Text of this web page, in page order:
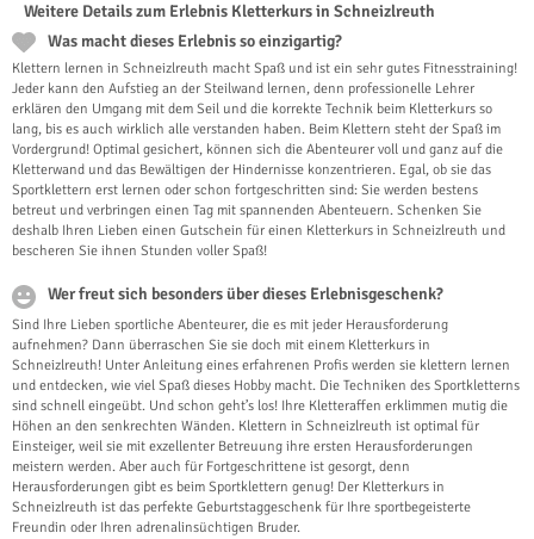
Weitere Details zum Erlebnis Kletterkurs in Schneizlreuth
Was macht dieses Erlebnis so einzigartig?
Klettern lernen in Schneizlreuth macht Spaß und ist ein sehr gutes Fitnesstraining!
Jeder kann den Aufstieg an der Steilwand lernen, denn professionelle Lehrer
erklären den Umgang mit dem Seil und die korrekte Technik beim Kletterkurs so
lang, bis es auch wirklich alle verstanden haben. Beim Klettern steht der Spaß im
Vordergrund! Optimal gesichert, können sich die Abenteurer voll und ganz auf die
Kletterwand und das Bewältigen der Hindernisse konzentrieren. Egal, ob sie das
Sportklettern erst lernen oder schon fortgeschritten sind: Sie werden bestens
betreut und verbringen einen Tag mit spannenden Abenteuern. Schenken Sie
deshalb Ihren Lieben einen Gutschein für einen Kletterkurs in Schneizlreuth und
bescheren Sie ihnen Stunden voller Spaß!
Wer freut sich besonders über dieses Erlebnisgeschenk?
Sind Ihre Lieben sportliche Abenteurer, die es mit jeder Herausforderung
aufnehmen? Dann überraschen Sie sie doch mit einem Kletterkurs in
Schneizlreuth! Unter Anleitung eines erfahrenen Profis werden sie klettern lernen
und entdecken, wie viel Spaß dieses Hobby macht. Die Techniken des Sportkletterns
sind schnell eingeübt. Und schon geht’s los! Ihre Kletteraffen erklimmen mutig die
Höhen an den senkrechten Wänden. Klettern in Schneizlreuth ist optimal für
Einsteiger, weil sie mit exzellenter Betreuung ihre ersten Herausforderungen
meistern werden. Aber auch für Fortgeschrittene ist gesorgt, denn
Herausforderungen gibt es beim Sportklettern genug! Der Kletterkurs in
Schneizlreuth ist das perfekte Geburtstaggeschenk für Ihre sportbegeisterte
Freundin oder Ihren adrenalinsüchtigen Bruder.